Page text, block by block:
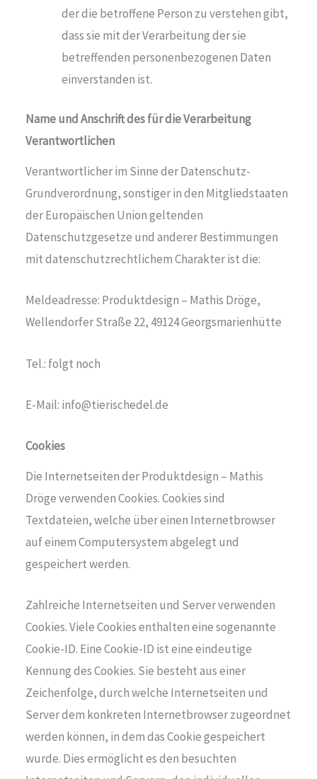
der die betroffene Person zu verstehen gibt,
dass sie mit der Verarbeitung der sie
betreffenden personenbezogenen Daten
einverstanden ist.
Name und Anschrift des für die Verarbeitung
Verantwortlichen
Verantwortlicher im Sinne der Datenschutz-
Grundverordnung, sonstiger in den Mitgliedstaaten
der Europäischen Union geltenden
Datenschutzgesetze und anderer Bestimmungen
mit datenschutzrechtlichem Charakter ist die:
Meldeadresse: Produktdesign – Mathis Dröge,
Wellendorfer Straße 22, 49124 Georgsmarienhütte
Tel.: folgt noch
E-Mail: info@tierischedel.de
Cookies
Die Internetseiten der Produktdesign – Mathis
Dröge verwenden Cookies. Cookies sind
Textdateien, welche über einen Internetbrowser
auf einem Computersystem abgelegt und
gespeichert werden.
Zahlreiche Internetseiten und Server verwenden
Cookies. Viele Cookies enthalten eine sogenannte
Cookie-ID. Eine Cookie-ID ist eine eindeutige
Kennung des Cookies. Sie besteht aus einer
Zeichenfolge, durch welche Internetseiten und
Server dem konkreten Internetbrowser zugeordnet
werden können, in dem das Cookie gespeichert
wurde. Dies ermöglicht es den besuchten